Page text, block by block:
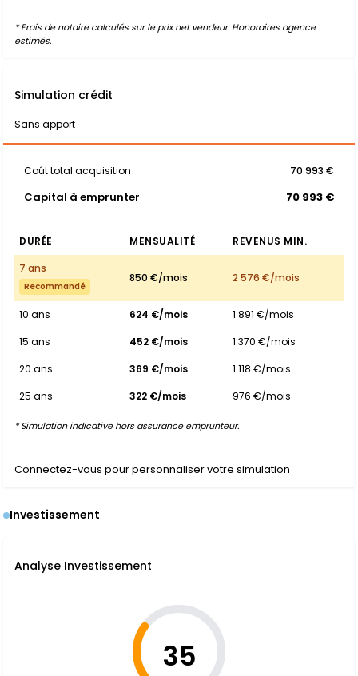
* Frais de notaire calculés sur le prix net vendeur. Honoraires agence
estimés.
Simulation crédit
Sans apport
Coût total acquisition 70 993 €
Capital à emprunter 70 993 €
DURÉE MENSUALITÉ
REVENUS MIN.
7 ans
Recommandé
850 €/mois 2 576 €/mois
10 ans 624 €/mois
1 891 €/mois
15 ans
452 €/mois
1 370 €/mois
20 ans
369 €/mois
1 118 €/mois
25 ans
322 €/mois 976 €/mois
* Simulation indicative hors assurance emprunteur.
Connectez-vous pour personnaliser votre simulation
Investissement
Analyse Investissement
35